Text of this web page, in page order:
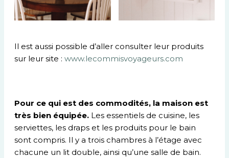
Il est aussi possible d’aller consulter leur produits
sur leur site :www.lecommisvoyageurs.com
Pour ce qui est des commodités, la maison est
très bien équipée. Les essentiels de cuisine, les
serviettes, les draps et les produits pour le bain
sont compris. Il y a trois chambres à l’étage avec
chacune un lit double, ainsi qu’une salle de bain.